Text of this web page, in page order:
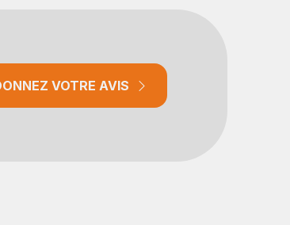
VOTRE AVIS